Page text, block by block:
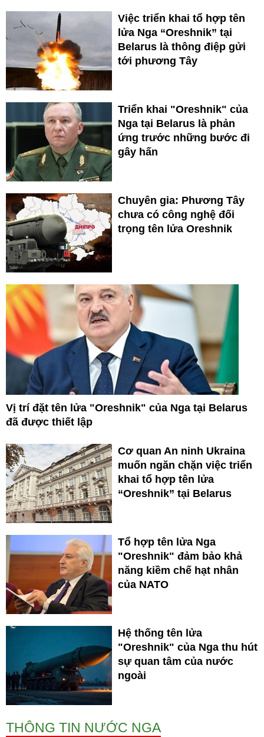
Việc triển khai tổ hợp tên
lửa Nga “Oreshnik” tại
Belarus là thông điệp gửi
tới phương Tây
Triển khai "Oreshnik" của
Nga tại Belarus là phản
ứng trước những bước đi
gây hấn
Chuyên gia: Phương Tây
chưa có công nghệ đối
trọng tên lửa Oreshnik
Vị trí đặt tên lửa "Oreshnik" của Nga tại Belarus
đã được thiết lập
Cơ quan An ninh Ukraina
muốn ngăn chặn việc triển
khai tổ hợp tên lửa
“Oreshnik” tại Belarus
Tổ hợp tên lửa Nga
"Oreshnik" đảm bảo khả
năng kiềm chế hạt nhân
của NATO
Hệ thống tên lửa
"Oreshnik" của Nga thu hút
sự quan tâm của nước
ngoài
THÔNG TIN NƯỚC NGA